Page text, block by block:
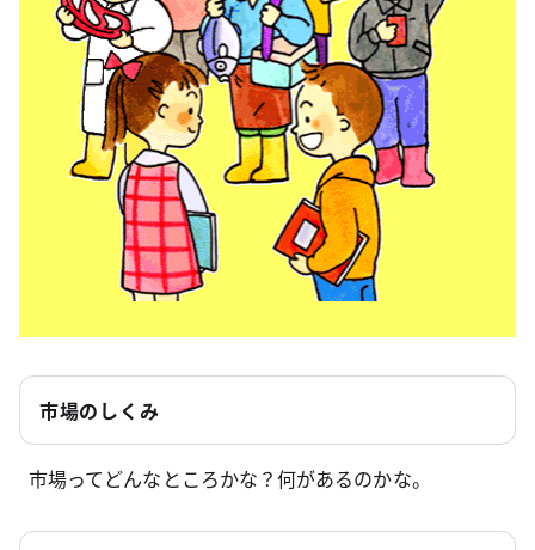
市場のしくみ
市場ってどんなところかな？何があるのかな。